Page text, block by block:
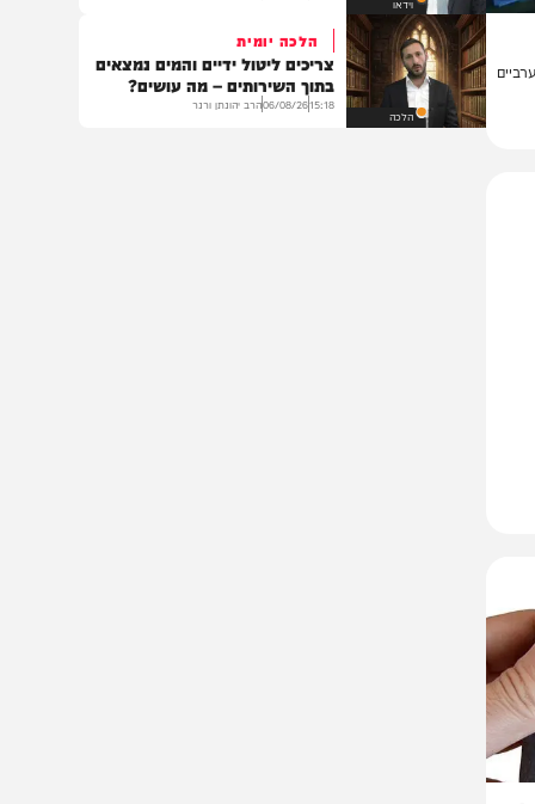
וידאו
אור המאיר
כשהביי נכנס לחנות הבדים ויצא
עם עטיפה לאולר | הרב ליאור כהן
14:10
06/08/26רבי ליאור כהן